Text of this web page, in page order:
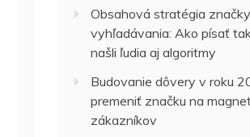
Obsahová stratégia
vyhľadávania: Ako písať
našli ľudia aj algoritmy
Budovanie dôvery v roku
premeniť značku na
zákazníkov